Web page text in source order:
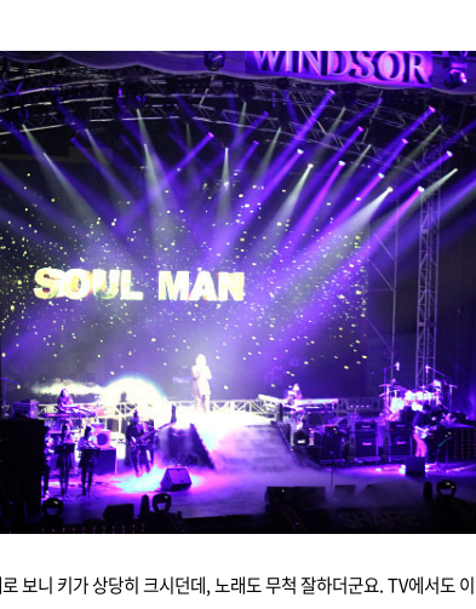
보니 키가 상당히 크시던데, 노래도 무척 잘하더군요. TV에서도